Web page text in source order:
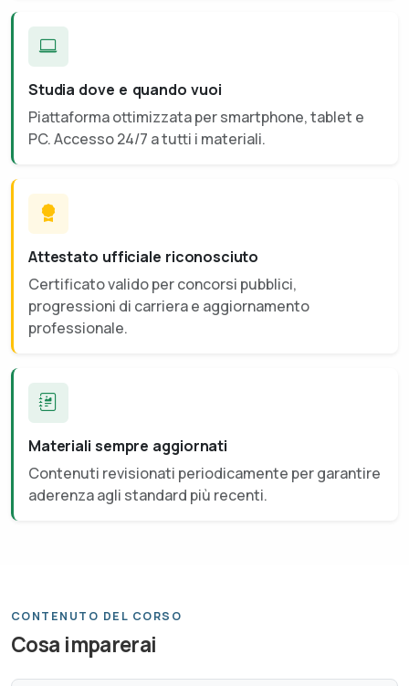
Studia dove e quando vuoi
Piattaforma ottimizzata per smartphone, tablet e
PC. Accesso 24/7 a tutti i materiali.
Attestato ufficiale riconosciuto
Certificato valido per concorsi pubblici,
progressioni di carriera e aggiornamento
professionale.
Materiali sempre aggiornati
Contenuti revisionati periodicamente per garantire
aderenza agli standard più recenti.
CONTENUTO DEL CORSO
Cosa imparerai